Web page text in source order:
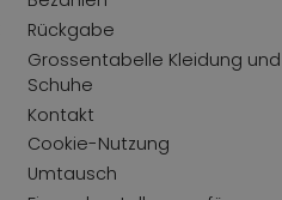
Rückgabe
Grossentabelle Kleidung und
Schuhe
Kontakt
Cookie-Nutzung
Umtausch